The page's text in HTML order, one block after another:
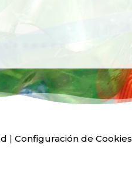
| Configuración de Cookies